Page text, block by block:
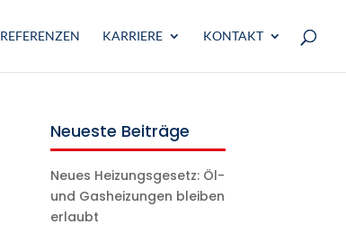
REFERENZEN KARRIERE KONTAKT
Neueste Beiträge
Neues Heizungsgesetz: Öl-
und Gasheizungen bleiben
erlaubt